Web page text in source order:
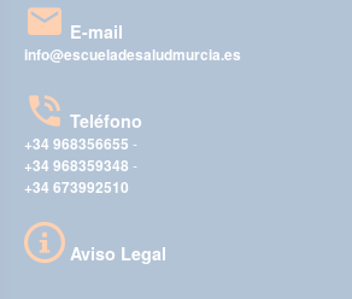
E-mail
info@escueladesaludmurcia.es
Teléfono
+34 968356655 -
+34 968359348 -
+34 673992510
Aviso Legal